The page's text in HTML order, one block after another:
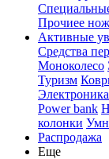
Прочиее
Активные
Средства
Моноколесо
Туризм
Электроника
Power bank
колонки
Распродажа
Еще